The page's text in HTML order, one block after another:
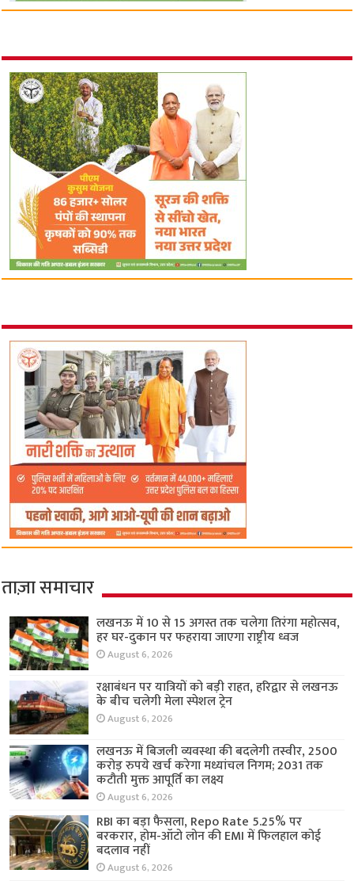
ताज़ा समाचार
लखनऊ में 10 से 15 अगस्त तक चलेगा तिरंगा महोत्सव,
हर घर-दुकान पर फहराया जाएगा राष्ट्रीय ध्वज
August 6, 2026
रक्षाबंधन पर यात्रियों को बड़ी राहत, हरिद्वार से लखनऊ
के बीच चलेगी मेला स्पेशल ट्रेन
August 6, 2026
लखनऊ में बिजली व्यवस्था की बदलेगी तस्वीर, 2500
करोड़ रुपये खर्च करेगा मध्यांचल निगम; 2031 तक
कटौती मुक्त आपूर्ति का लक्ष्य
August 6, 2026
RBI का बड़ा फैसला, Repo Rate 5.25% पर
बरकरार, होम-ऑटो लोन की EMI में फिलहाल कोई
बदलाव नहीं
August 6, 2026